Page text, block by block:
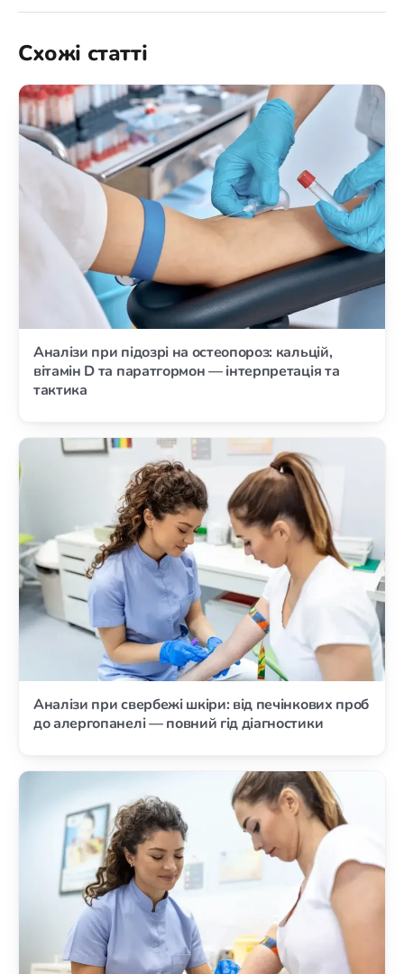
Схожі статті
Аналізи при підозрі на остеопороз: кальцій,
вітамін D та паратгормон — інтерпретація та
тактика
Аналізи при свербежі шкіри: від печінкових проб
до алергопанелі — повний гід діагностики